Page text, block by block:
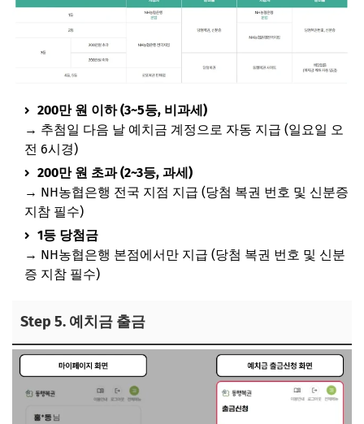
200만 원 이하 (3~5등, 비과세)
→ 추첨일 다음 날 예치금 계정으로 자동 지급 (일요일 오
전 6시경)
200만 원 초과 (2~3등, 과세)
→ NH농협은행 전국 지점 지급 (당첨 복권 번호 및 신분증
지참 필수)
1등 당첨금
→ NH농협은행 본점에서만 지급 (당첨 복권 번호 및 신분
증 지참 필수)
Step 5. 예치금 출금